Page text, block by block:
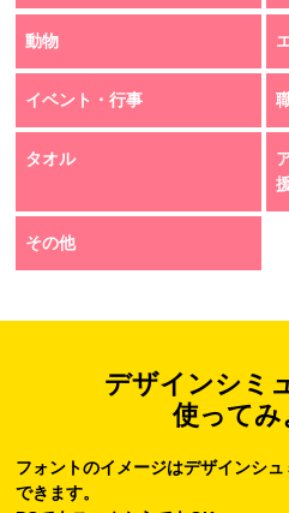
動物
イベント・行事
タオル
その他
デザインシミ
使ってみ
フォントのイメージはデザインシ
できます。